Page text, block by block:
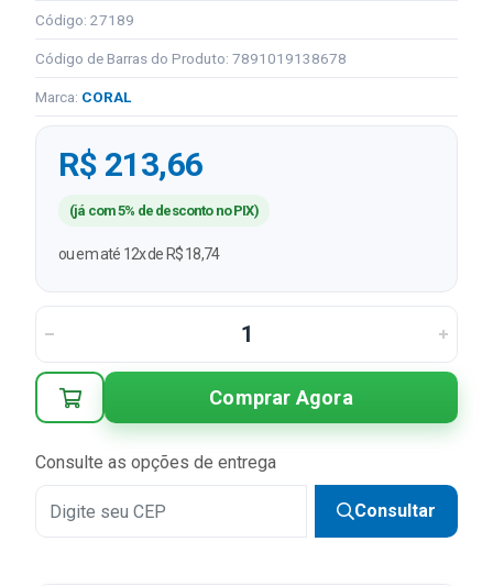
Código: 27189
Código de Barras do Produto: 7891019138678
Marca: CORAL
R$ 213,66
(já com 5% de desconto no PIX)
ou em até 12x de R$ 18,74
Comprar Agora
Consulte as opções de entrega
Consultar